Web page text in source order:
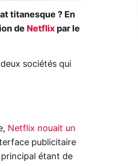
titanesque ? En
de Netflix par le
sociétés qui
Netflix nouait un
publicitaire
étant de